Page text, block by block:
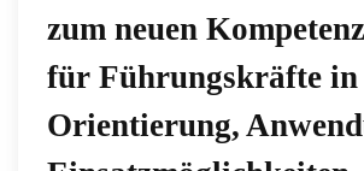
zum neuen
für Führungskräfte in
Orientierung,